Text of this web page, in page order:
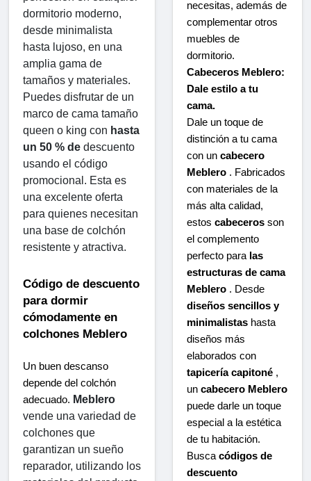
dormitorio moderno,
desde minimalista
hasta lujoso, en una
amplia gama de
tamaños y materiales.
Puedes disfrutar de un
marco de cama tamaño
queen o king con hasta
un 50 % de descuento
usando el código
promocional. Esta es
una excelente oferta
para quienes necesitan
una base de colchón
resistente y atractiva.
Código de descuento
para dormir
cómodamente en
colchones Meblero
Un buen descanso
depende del colchón
adecuado. Meblero
vende una variedad de
colchones que
garantizan un sueño
reparador, utilizando los
necesitas, además de
complementar otros
muebles de
dormitorio.
Cabeceros Meblero:
Dale estilo a tu
cama.
Dale un toque de
distinción a tu cama
con un cabecero
Meblero . Fabricados
con materiales de la
más alta calidad,
estos cabeceros son
el complemento
perfecto para las
estructuras de cama
Meblero . Desde
diseños sencillos y
minimalistas hasta
diseños más
elaborados con
tapicería capitoné ,
un cabecero Meblero
puede darle un toque
especial a la estética
de tu habitación.
Busca códigos de
descuento